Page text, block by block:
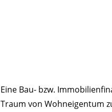
Eine Bau- bzw.
Traum von Wohneigentum